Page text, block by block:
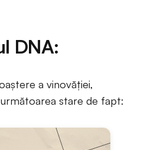
DNA:
a vinovăției,
stare de fapt: